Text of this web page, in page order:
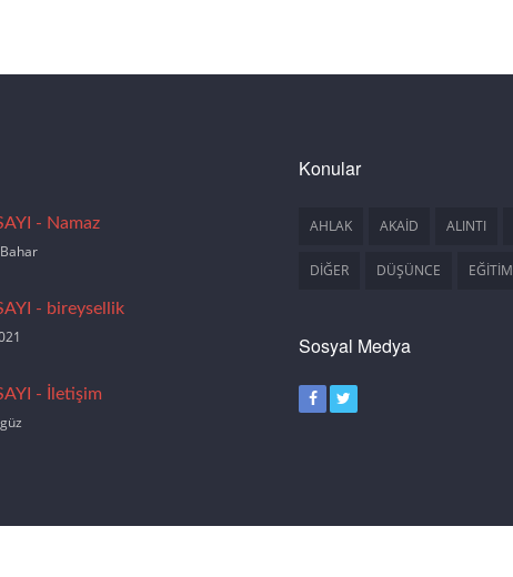
- Namaz
- bireysellik
- İletişim
Konular
AHLAK AKAİD ALINTI
DİĞER DÜŞÜNCE EĞİTİM
Sosyal Medya